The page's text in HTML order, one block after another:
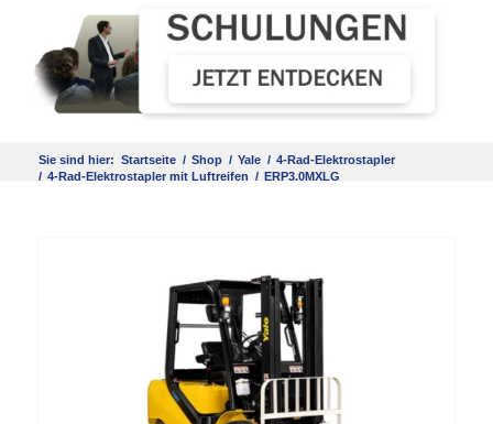
Sie sind hier: Startseite / Shop / Yale / 4-Rad-Elektrostapler
/ 4-Rad-Elektrostapler mit Luftreifen / ERP3.0MXLG